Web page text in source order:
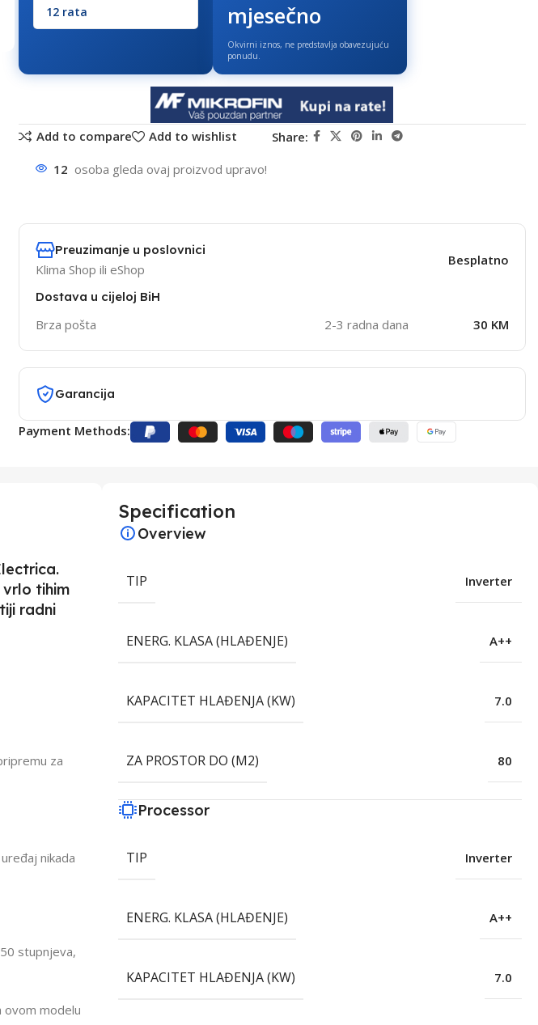
mjesečno
Okvirni iznos, ne predstavlja obavezujuću
ponudu.
Add to compare Add to wishlist Share:
12 osoba gleda ovaj proizvod upravo!
Preuzimanje u poslovnici
Klima Shop ili eShop
Besplatno
Dostava u cijeloj BiH
Brza pošta 2-3 radna dana 30 KM
Garancija
Payment Methods:
vrlo tihim
radni
za
nikada
stupnjeva,
ovom modelu
Specification
Overview
TIP Inverter
ENERG. KLASA (HLAĐENJE) A++
KAPACITET HLAĐENJA (KW) 7.0
ZA PROSTOR DO (M2) 80
Processor
TIP Inverter
ENERG. KLASA (HLAĐENJE) A++
KAPACITET HLAĐENJA (KW) 7.0